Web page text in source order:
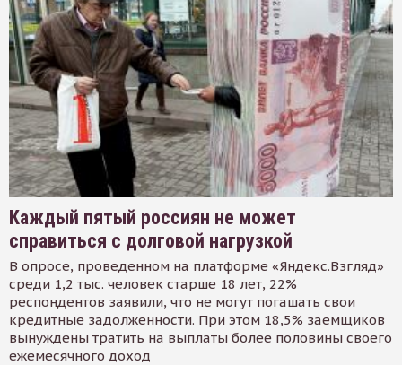
Каждый пятый россиян не может
справиться с долговой нагрузкой
В опросе, проведенном на платформе «Яндекс.Взгляд»
среди 1,2 тыс. человек старше 18 лет, 22%
респондентов заявили, что не могут погашать свои
кредитные задолженности. При этом 18,5% заемщиков
вынуждены тратить на выплаты более половины своего
ежемесячного доход